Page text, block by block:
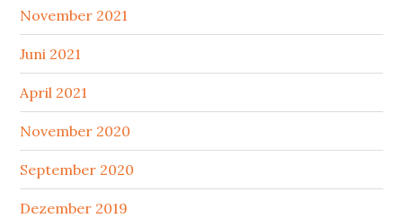
November 2021
Juni 2021
April 2021
November 2020
September 2020
Dezember 2019